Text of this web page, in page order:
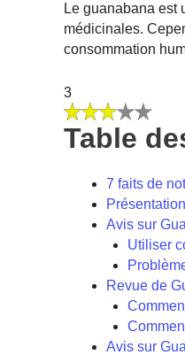
Le guanabana est
médicinales.
consommation
3
Table
7 faits de
Avis sur
Utiliser
Revue de
Avis sur